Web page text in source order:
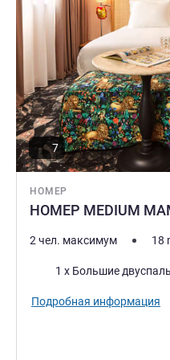
НОМЕР
НОМЕР MEDIUM
7
2 чел. максимум 18
Постель1 x Большие
Подробная информация